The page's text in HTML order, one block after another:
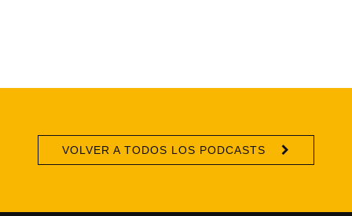
VOLVER A TODOS LOS PODCASTS